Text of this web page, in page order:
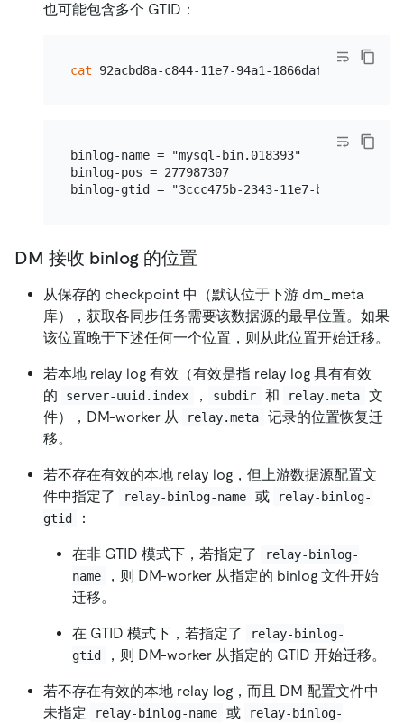
也可能包含多个 GTID：
cat
binlog-name = "mysql-bin.018393"
binlog-pos = 277987307
DM 接收 binlog 的位置
从保存的 checkpoint 中（默认位于下游 dm_meta
库），获取各同步任务需要该数据源的最早位置。如果
该位置晚于下述任何一个位置，则从此位置开始迁移。
若本地 relay log 有效（有效是指 relay log 具有有效
的
server-uuid.index ， subdir 和 relay.meta
文
件），DM-worker 从
relay.meta
记录的位置恢复迁
移。
若不存在有效的本地 relay log，但上游数据源配置文
件中指定了
relay-binlog-name 或
relay-binlog-
gtid
：
在非 GTID 模式下，若指定了
relay-binlog-
name
，则 DM-worker 从指定的 binlog 文件开始
迁移。
在 GTID 模式下，若指定了
relay-binlog-
gtid
，则 DM-worker 从指定的 GTID 开始迁移。
若不存在有效的本地 relay log，而且 DM 配置文件中
未指定
relay-binlog-name 或
relay-binlog-